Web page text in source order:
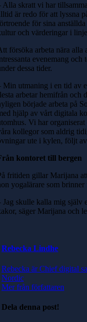
Alla skratt vi har
är redo för att lyssna
för sina
och värderingar i
försöka arbeta nära alla
evenemang
dessa tider.
Min utmaning i en tid av
arbetar hemifrån och
började arbeta på
hjälp av vårt digitala
Vi har
kollegor som aldrig
ute i kylen, följt
kontoret till bergen
fritiden gillar Marijana
yogalärare som
Jag skulle kalla mig själv
säger Marijana och
Rebecka Lindhe
Rebecka är Chief digital
Nordic
Mer från författaren
Dela denna post!